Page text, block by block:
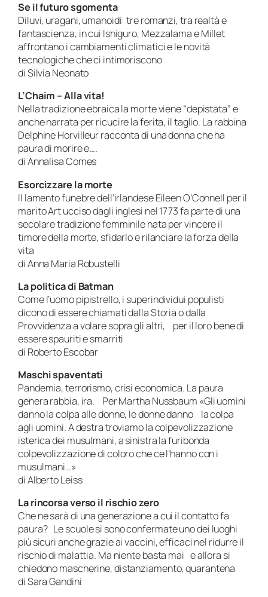
Se il futuro sgomenta
Diluvi, uragani, umanoidi: tre romanzi, tra realtà e
fantascienza, in cui Ishiguro, Mezzalama e Millet
affrontano i cambiamenti climatici e le novità
tecnologiche che ci intimoriscono
di Silvia Neonato
L’Chaim – Alla vita!
Nella tradizione ebraica la morte viene “depistata” e
anche narrata per ricucire la ferita, il taglio. La rabbina
Delphine Horvilleur racconta di una donna che ha
paura di morire e….
di Annalisa Comes
Esorcizzare la morte
Il lamento funebre dell’irlandese Eileen O’Connell per il
marito Art ucciso dagli inglesi nel 1773 fa parte di una
secolare tradizione femminile nata per vincere il
timore della morte, sfidarlo e rilanciare la forza della
vita
di Anna Maria Robustelli
La politica di Batman
Come l’uomo pipistrello, i superindividui populisti
dicono di essere chiamati dalla Storia o dalla
Provvidenza a volare sopra gli altri, per il loro bene di
essere spauriti e smarriti
di Roberto Escobar
Maschi spaventati
Pandemia, terrorismo, crisi economica. La paura
genera rabbia, ira. Per Martha Nussbaum «Gli uomini
danno la colpa alle donne, le donne danno la colpa
agli uomini. A destra troviamo la colpevolizzazione
isterica dei musulmani, a sinistra la furibonda
colpevolizzazione di coloro che ce l’hanno con i
musulmani…»
di Alberto Leiss
La rincorsa verso il rischio zero
Che ne sarà di una generazione a cui il contatto fa
paura? Le scuole si sono confermate uno dei luoghi
più sicuri anche grazie ai vaccini, efficaci nel ridurre il
rischio di malattia. Ma niente basta mai e allora si
chiedono mascherine, distanziamento, quarantena
di Sara Gandini